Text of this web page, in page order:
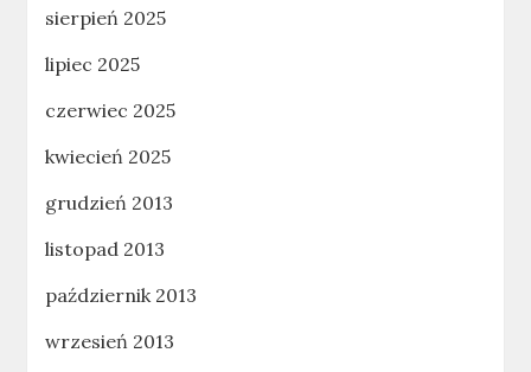
sierpień 2025
lipiec 2025
czerwiec 2025
kwiecień 2025
grudzień 2013
listopad 2013
październik 2013
wrzesień 2013